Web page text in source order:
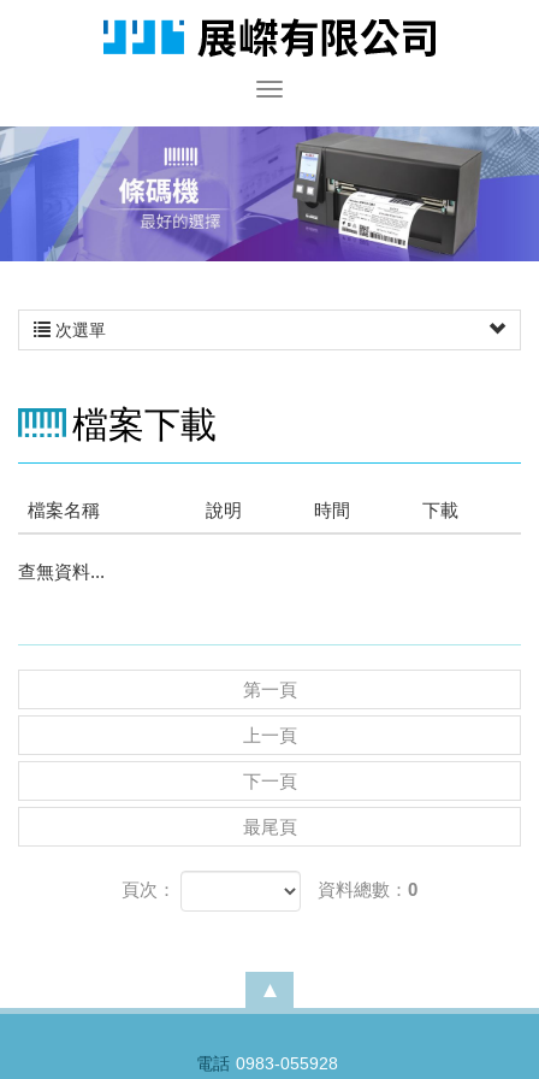
次選單
檔案下載
檔案名稱 說明 時間 下載
查無資料...
第一頁
上一頁
下一頁
最尾頁
頁次： 資料總數：0
電話 0983-055928